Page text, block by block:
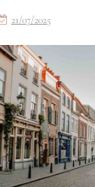
21/07/2025